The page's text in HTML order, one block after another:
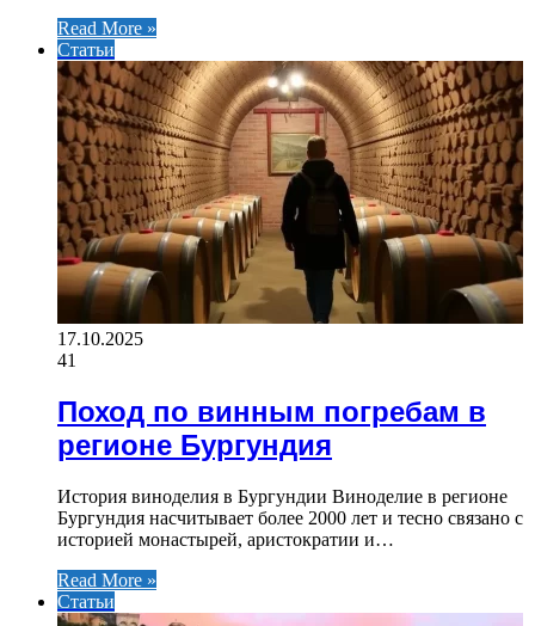
Read More »
Статьи
17.10.2025
41
Поход по винным погребам в
регионе Бургундия
История виноделия в Бургундии Виноделие в регионе
Бургундия насчитывает более 2000 лет и тесно связано с
историей монастырей, аристократии и…
Read More »
Статьи